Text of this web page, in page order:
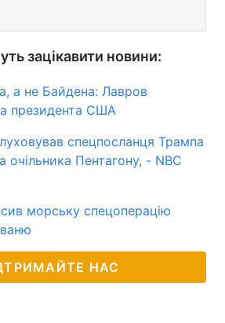
зацікавити новини:
а не Байдена: Лавров
президента США
спецпосланця Трампа
очільника Пентагону, - NBC
морську спецоперацію
НАС